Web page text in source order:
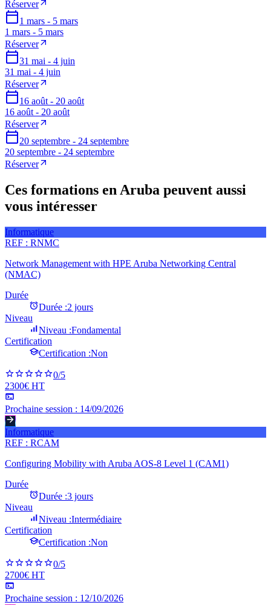
Réserver
1 mars - 5 mars
1 mars - 5 mars
Réserver
31 mai - 4 juin
31 mai - 4 juin
Réserver
16 août - 20 août
16 août - 20 août
Réserver
20 septembre - 24 septembre
20 septembre - 24 septembre
Réserver
Ces formations en Aruba peuvent aussi
vous intéresser
Informatique
REF : RNMC
Network Management with HPE Aruba Networking Central
(NMAC)
Durée
Durée :2 jours
Niveau
Niveau :Fondamental
Certification
Certification :Non
0/5
2300€ HT
Prochaine session : 14/09/2026
Informatique
REF : RCAM
Configuring Mobility with Aruba AOS-8 Level 1 (CAM1)
Durée
Durée :3 jours
Niveau
Niveau :Intermédiaire
Certification
Certification :Non
0/5
2700€ HT
Prochaine session : 12/10/2026